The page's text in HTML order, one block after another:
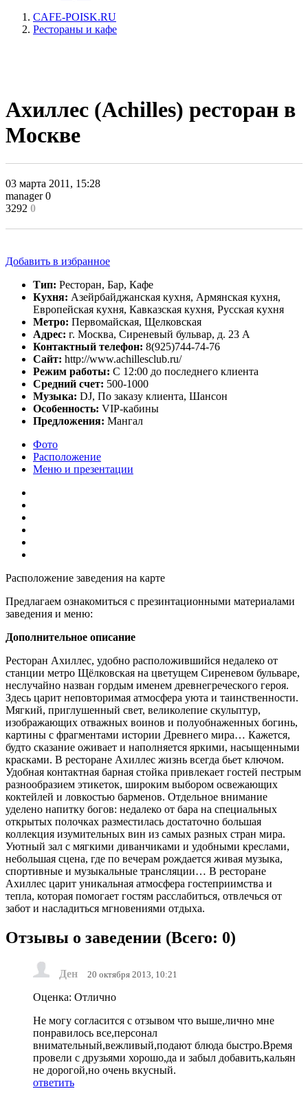
CAFE-POISK.RU
Рестораны и кафе
Ахиллес (Achilles) ресторан в
Москве
03 марта 2011, 15:28
manager0
3292 0
Добавить в избранное
Тип: Ресторан, Бар, Кафе
Кухня: Азейрбайджанская кухня, Армянская кухня,
Европейская кухня, Кавказская кухня, Русская кухня
Метро: Первомайская, Щелковская
Адрес: г. Москва, Сиреневый бульвар, д. 23 А
Контактный телефон: 8(925)744-74-76
Сайт: http://www.achillesclub.ru/
Режим работы: С 12:00 до последнего клиента
Средний счет: 500-1000
Музыка: DJ, По заказу клиента, Шансон
Особенность: VIP-кабины
Предложения: Мангал
Фото
Расположение
Меню и презентации
Расположение заведения на карте
Предлагаем ознакомиться с презинтационными материалами
заведения и меню:
Дополнительное описание
Ресторан Ахиллес, удобно расположившийся недалеко от
станции метро Щёлковская на цветущем Сиреневом бульваре,
неслучайно назван гордым именем древнегреческого героя.
Здесь царит неповторимая атмосфера уюта и таинственности.
Мягкий, приглушенный свет, великолепие скульптур,
изображающих отважных воинов и полуобнаженных богинь,
картины с фрагментами истории Древнего мира… Кажется,
будто сказание оживает и наполняется яркими, насыщенными
красками. В ресторане Ахиллес жизнь всегда бьет ключом.
Удобная контактная барная стойка привлекает гостей пестрым
разнообразием этикеток, широким выбором освежающих
коктейлей и ловкостью барменов. Отдельное внимание
уделено напитку богов: недалеко от бара на специальных
открытых полочках разместилась достаточно большая
коллекция изумительных вин из самых разных стран мира.
Уютный зал с мягкими диванчиками и удобными креслами,
небольшая сцена, где по вечерам рождается живая музыка,
спортивные и музыкальные трансляции… В ресторане
Ахиллес царит уникальная атмосфера гостеприимства и
тепла, которая помогает гостям расслабиться, отвлечься от
забот и насладиться мгновениями отдыха.
Отзывы о заведении (Всего: 0)
Ден 20 октября 2013, 10:21
Оценка: Отлично
Не могу согласится с отзывом что выше,лично мне
понравилось все,персонал
внимательный,вежливый,подают блюда быстро.Время
провели с друзьями хорошо,да и забыл добавить,кальян
не дорогой,но очень вкусный.
ответить